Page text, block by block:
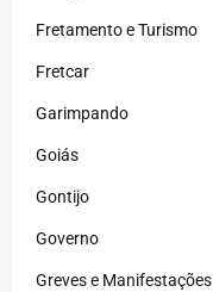
Fretamento e Turismo
Fretcar
Garimpando
Goiás
Gontijo
Governo
Greves e Manifestações